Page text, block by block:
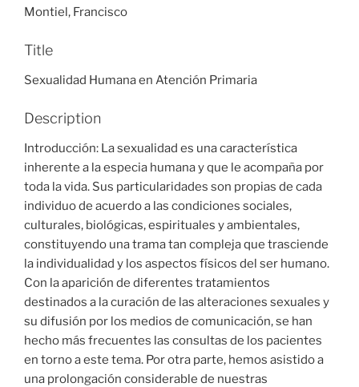
Montiel, Francisco
Title
Sexualidad Humana en Atención Primaria
Description
Introducción: La sexualidad es una característica
inherente a la especia humana y que le acompaña por
toda la vida. Sus particularidades son propias de cada
individuo de acuerdo a las condiciones sociales,
culturales, biológicas, espirituales y ambientales,
constituyendo una trama tan compleja que trasciende
la individualidad y los aspectos físicos del ser humano.
Con la aparición de diferentes tratamientos
destinados a la curación de las alteraciones sexuales y
su difusión por los medios de comunicación, se han
hecho más frecuentes las consultas de los pacientes
en torno a este tema. Por otra parte, hemos asistido a
una prolongación considerable de nuestras